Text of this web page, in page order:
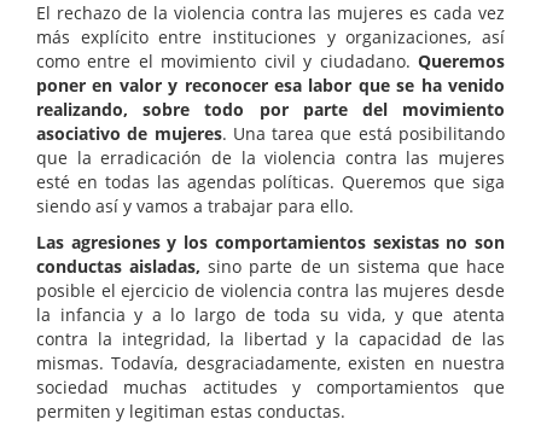
El rechazo de la violencia contra las mujeres es cada vez
más explícito entre instituciones y organizaciones, así
como entre el movimiento civil y ciudadano. Queremos
poner en valor y reconocer esa labor que se ha venido
realizando, sobre todo por parte del movimiento
asociativo de mujeres. Una tarea que está posibilitando
que la erradicación de la violencia contra las mujeres
esté en todas las agendas políticas. Queremos que siga
siendo así y vamos a trabajar para ello.
Las agresiones y los comportamientos sexistas no son
conductas aisladas,sino parte de un sistema que hace
posible el ejercicio de violencia contra las mujeres desde
la infancia y a lo largo de toda su vida, y que atenta
contra la integridad, la libertad y la capacidad de las
mismas. Todavía, desgraciadamente, existen en nuestra
sociedad muchas actitudes y comportamientos que
permiten y legitiman estas conductas.